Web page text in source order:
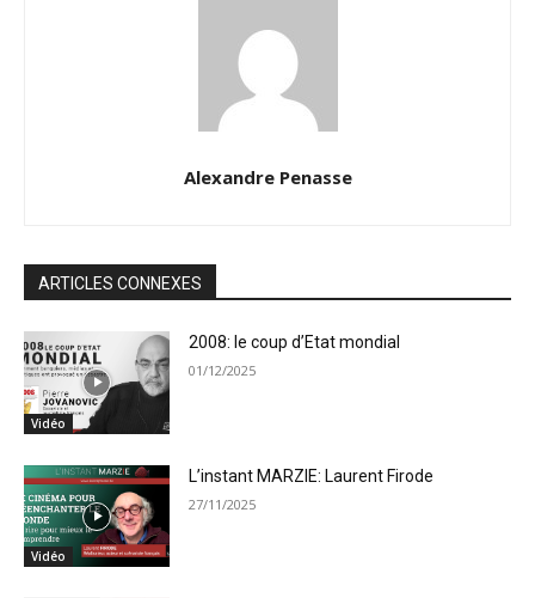
Alexandre Penasse
ARTICLES CONNEXES
Vidéo
2008: le coup d’Etat mondial
01/12/2025
Vidéo
L’instant MARZIE: Laurent Firode
27/11/2025